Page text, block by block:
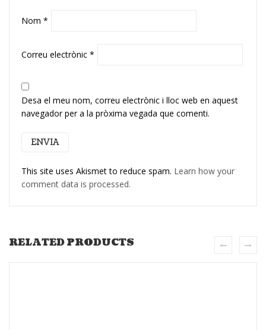
Nom *
Correu electrònic *
Desa el meu nom, correu electrònic i lloc web en aquest
navegador per a la pròxima vegada que comenti.
This site uses Akismet to reduce spam. Learn how your
comment data is processed.
RELATED PRODUCTS